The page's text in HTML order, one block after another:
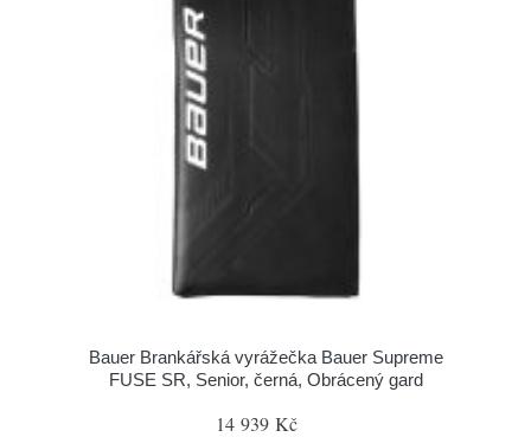
Bauer Brankářská vyrážečka Bauer Supreme
FUSE SR, Senior, černá, Obrácený gard
14 939 Kč